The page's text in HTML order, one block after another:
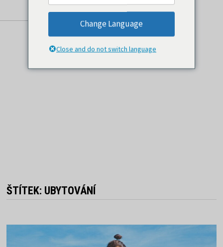
ŠTÍTEK: UBYTOVÁNÍ
Change Language
Close and do not switch language